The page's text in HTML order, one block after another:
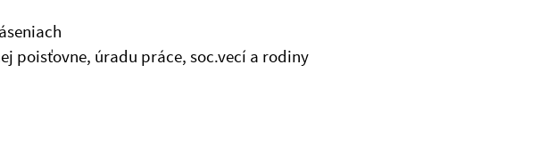
poisťovne, úradu práce, soc.vecí a rodiny